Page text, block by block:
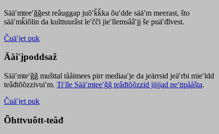
Sääʹmteeʹǧǧest reâuggap juõʹǩǩka õuʹdde sääʹm meerast, što
sääʹmǩiõlin da kulttuurâst leʹčči jieʹllemsââʹjj še puäʹđlvest.
Čuäʹjet puk
Ääiʹjpoddsaž
Sääʹmteʹǧǧ mušttal tååimees pirr mediaaʹje da jeärrsid jeäʹrbi mieʹldd
teâđtõõzzivuiʹm. Tiʹlle Sääʹmteeʹǧǧ teâđtõõzzid jiijjad neʹttpååšta.
Čuäʹjet puk
Õhttvuõtt-teâđ